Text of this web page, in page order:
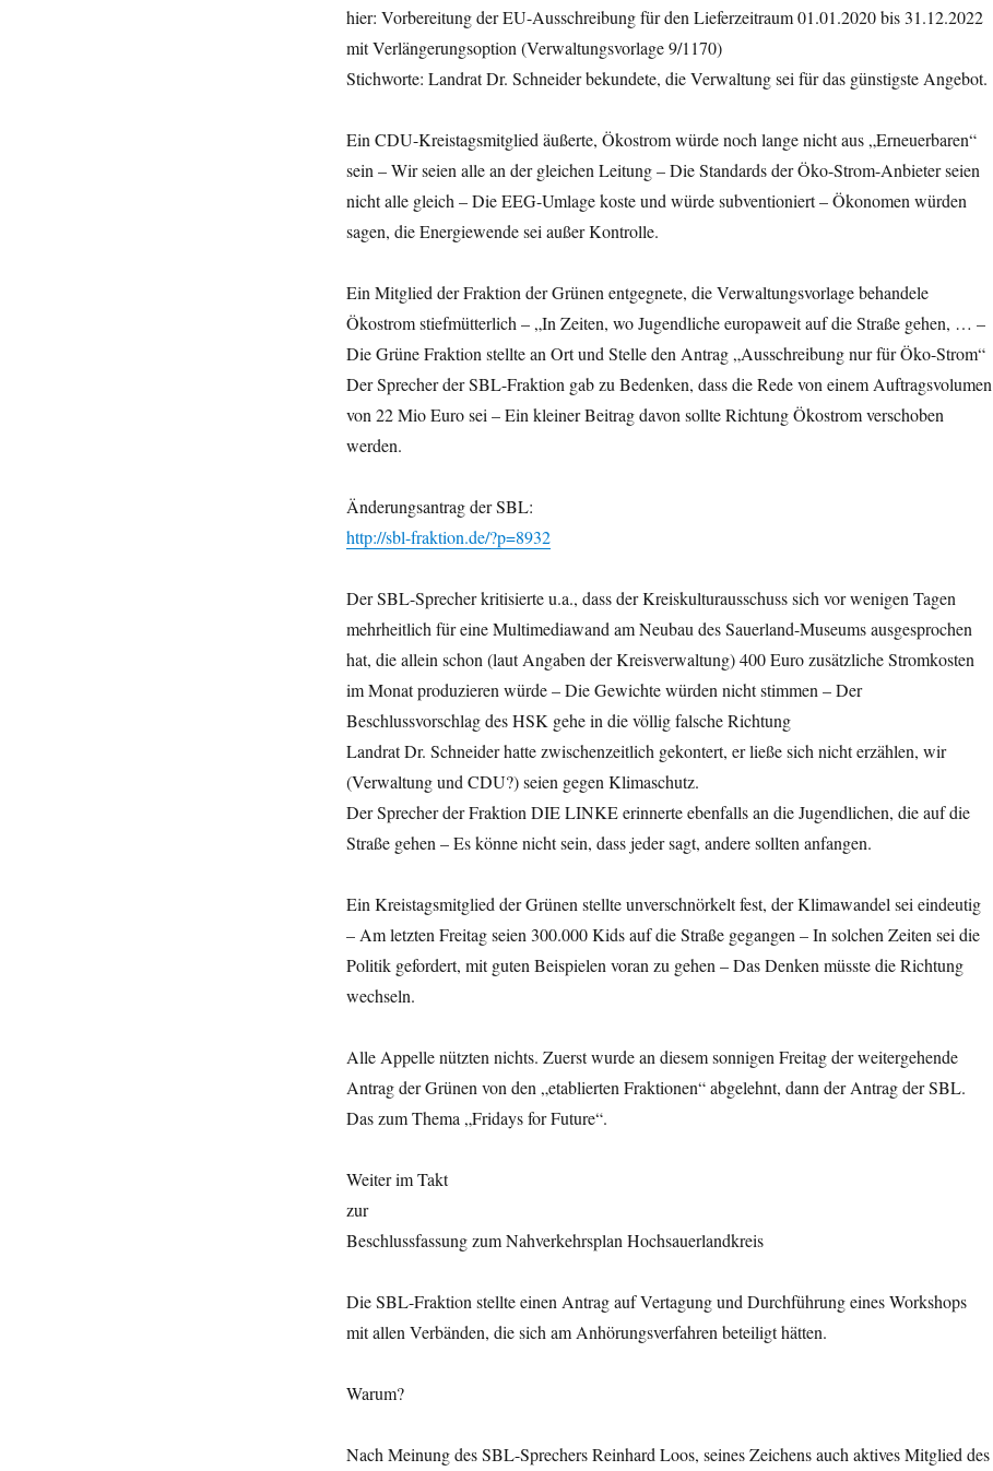
hier: Vorbereitung der EU-Ausschreibung für den Lieferzeitraum 01.01.2020 bis 31.12.2022
mit Verlängerungsoption (Verwaltungsvorlage 9/1170)
Stichworte: Landrat Dr. Schneider bekundete, die Verwaltung sei für das günstigste Angebot.
Ein CDU-Kreistagsmitglied äußerte, Ökostrom würde noch lange nicht aus „Erneuerbaren“
sein – Wir seien alle an der gleichen Leitung – Die Standards der Öko-Strom-Anbieter seien
nicht alle gleich – Die EEG-Umlage koste und würde subventioniert – Ökonomen würden
sagen, die Energiewende sei außer Kontrolle.
Ein Mitglied der Fraktion der Grünen entgegnete, die Verwaltungsvorlage behandele
Ökostrom stiefmütterlich – „In Zeiten, wo Jugendliche europaweit auf die Straße gehen, … –
Die Grüne Fraktion stellte an Ort und Stelle den Antrag „Ausschreibung nur für Öko-Strom“
Der Sprecher der SBL-Fraktion gab zu Bedenken, dass die Rede von einem Auftragsvolumen
von 22 Mio Euro sei – Ein kleiner Beitrag davon sollte Richtung Ökostrom verschoben
werden.
Änderungsantrag der SBL:
http://sbl-fraktion.de/?p=8932
Der SBL-Sprecher kritisierte u.a., dass der Kreiskulturausschuss sich vor wenigen Tagen
mehrheitlich für eine Multimediawand am Neubau des Sauerland-Museums ausgesprochen
hat, die allein schon (laut Angaben der Kreisverwaltung) 400 Euro zusätzliche Stromkosten
im Monat produzieren würde – Die Gewichte würden nicht stimmen – Der
Beschlussvorschlag des HSK gehe in die völlig falsche Richtung
Landrat Dr. Schneider hatte zwischenzeitlich gekontert, er ließe sich nicht erzählen, wir
(Verwaltung und CDU?) seien gegen Klimaschutz.
Der Sprecher der Fraktion DIE LINKE erinnerte ebenfalls an die Jugendlichen, die auf die
Straße gehen – Es könne nicht sein, dass jeder sagt, andere sollten anfangen.
Ein Kreistagsmitglied der Grünen stellte unverschnörkelt fest, der Klimawandel sei eindeutig
– Am letzten Freitag seien 300.000 Kids auf die Straße gegangen – In solchen Zeiten sei die
Politik gefordert, mit guten Beispielen voran zu gehen – Das Denken müsste die Richtung
wechseln.
Alle Appelle nützten nichts. Zuerst wurde an diesem sonnigen Freitag der weitergehende
Antrag der Grünen von den „etablierten Fraktionen“ abgelehnt, dann der Antrag der SBL.
Das zum Thema „Fridays for Future“.
Weiter im Takt
zur
Beschlussfassung zum Nahverkehrsplan Hochsauerlandkreis
Die SBL-Fraktion stellte einen Antrag auf Vertagung und Durchführung eines Workshops
mit allen Verbänden, die sich am Anhörungsverfahren beteiligt hätten.
Warum?
Nach Meinung des SBL-Sprechers Reinhard Loos, seines Zeichens auch aktives Mitglied des